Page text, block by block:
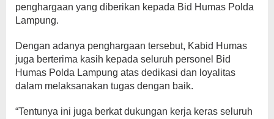
penghargaan yang diberikan kepada Bid Humas Polda
Lampung.
Dengan adanya penghargaan tersebut, Kabid Humas
juga berterima kasih kepada seluruh personel Bid
Humas Polda Lampung atas dedikasi dan loyalitas
dalam melaksanakan tugas dengan baik.
“Tentunya ini juga berkat dukungan kerja keras seluruh